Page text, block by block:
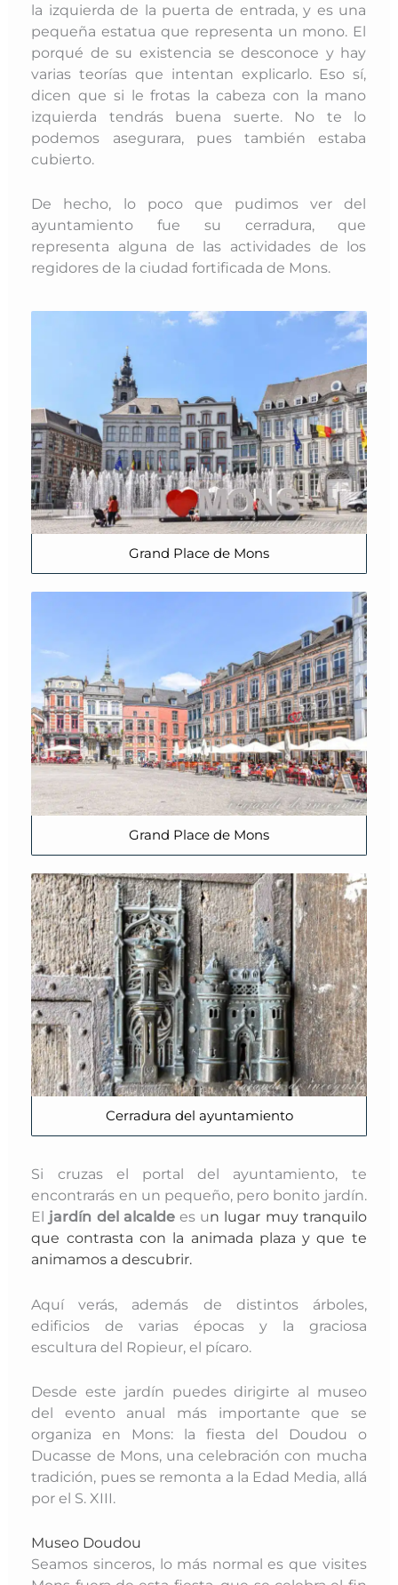
la izquierda de la puerta de entrada, y es una
pequeña estatua que representa un mono. El
porqué de su existencia se desconoce y hay
varias teorías que intentan explicarlo. Eso sí,
dicen que si le frotas la cabeza con la mano
izquierda tendrás buena suerte. No te lo
podemos asegurara, pues también estaba
cubierto.
De hecho, lo poco que pudimos ver del
ayuntamiento fue su cerradura, que
representa alguna de las actividades de los
regidores de la ciudad fortificada de Mons.
Grand Place de Mons
Grand Place de Mons
Cerradura del ayuntamiento
Si cruzas el portal del ayuntamiento, te
encontrarás en un pequeño, pero bonito jardín.
El jardín del alcaldees un lugar muy tranquilo
que contrasta con la animada plaza y que te
animamos a descubrir.
Aquí verás, además de distintos árboles,
edificios de varias épocas y la graciosa
escultura del Ropieur, el pícaro.
Desde este jardín puedes dirigirte al museo
del evento anual más importante que se
organiza en Mons: la fiesta del Doudou o
Ducasse de Mons, una celebración con mucha
tradición, pues se remonta a la Edad Media, allá
por el S. XIII.
Museo Doudou
Seamos sinceros, lo más normal es que visites